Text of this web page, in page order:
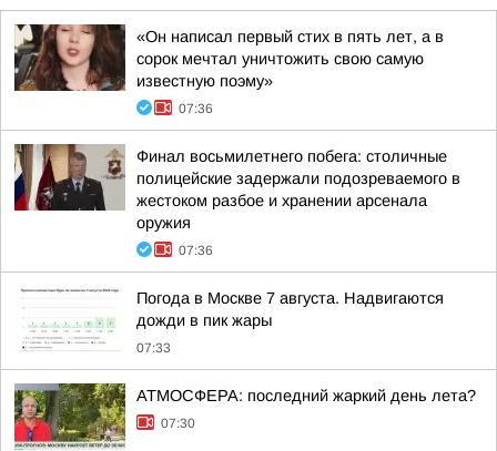
«Он написал первый стих в пять лет, а в
сорок мечтал уничтожить свою самую
известную поэму»
07:36
Финал восьмилетнего побега: столичные
полицейские задержали подозреваемого в
жестоком разбое и хранении арсенала
оружия
07:36
Погода в Москве 7 августа. Надвигаются
дожди в пик жары
07:33
АТМОСФЕРА: последний жаркий день лета?
07:30